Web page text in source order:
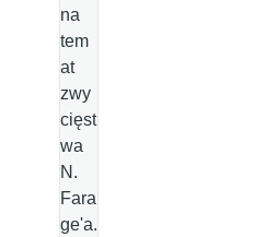
na
tem
at
zwy
cięst
wa
N.
Fara
ge'a.